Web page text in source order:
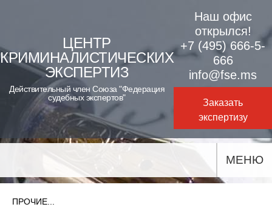
content
ЦЕНТР
КРИМИНАЛИСТИЧЕСКИХ
ЭКСПЕРТИЗ
Действительный член Союза "Федерация
судебных экспертов"
Наш офис
открылся!
+7 (495) 666-5-
666
info@fse.ms
Заказать
экспертизу
МЕНЮ
ПРОЧИЕ...